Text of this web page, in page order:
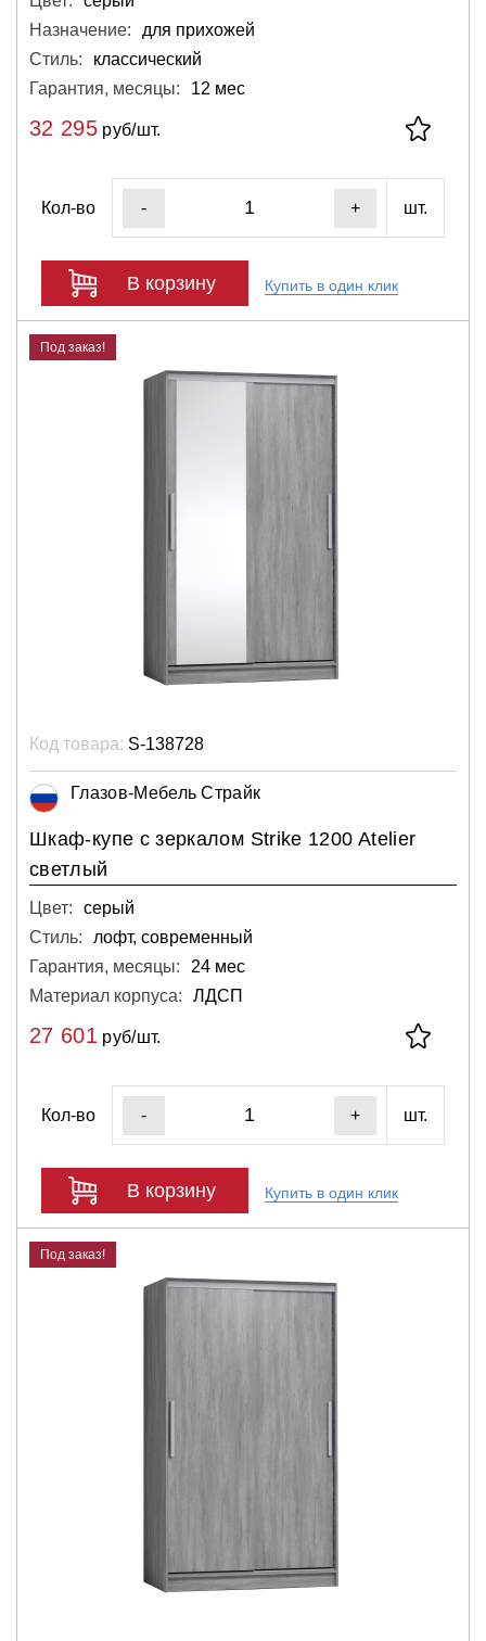
Назначение:
для прихожей
Стиль:
классический
Гарантия, месяцы:
12 мес
32 295руб/шт.
Кол-во - + шт.
В корзину Купить в один клик
Под заказ!
Код товара: S-138728
Глазов-Мебель Страйк
Шкаф-купе с зеркалом Strike 1200 Atelier
светлый
Цвет:
серый
Стиль:
лофт, современный
Гарантия, месяцы:
24 мес
Материал корпуса:
ЛДСП
27 601 руб/шт.
Кол-во - + шт.
В корзину Купить в один клик
Под заказ!